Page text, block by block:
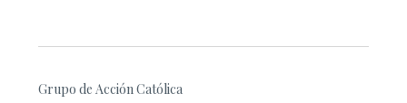
Grupo de Acción Católica